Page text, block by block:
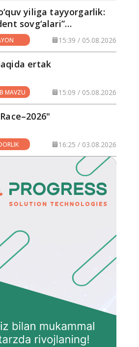
yiliga tayyorgarlik:
sovg‘alari”
yetkazilmoqda
15:39 / 05.08.2026
ertak
MAVZU 15:09 / 05.08.2026
16:25 / 03.08.2026